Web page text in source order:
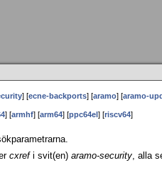
] [ecne-backports] [aramo] [aramo-
] [armhf] [arm64] [ppc64el] [riscv64]
cxrefi svit(en)aramo-security , alla